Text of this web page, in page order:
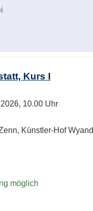
Kurs I
10.00 Uhr
Künstler-Hof Wyand
möglich